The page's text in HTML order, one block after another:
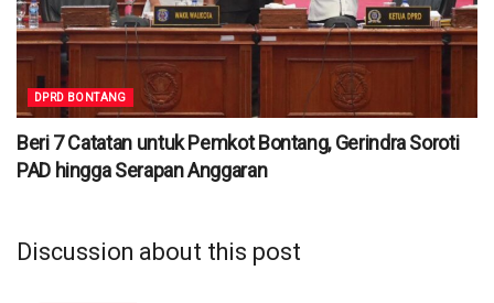
DPRD BONTANG
Beri 7 Catatan untuk Pemkot Bontang, Gerindra Soroti
PAD hingga Serapan Anggaran
Discussion about this post